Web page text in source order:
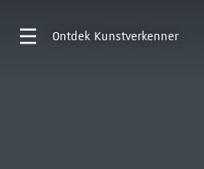
Ontdek Kunstverkenner